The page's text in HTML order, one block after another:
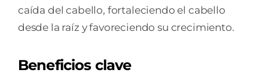
caída del cabello, fortaleciendo el cabello
desde la raíz y favoreciendo su crecimiento.
Beneficios clave